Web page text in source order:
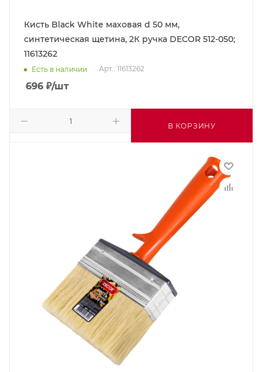
Кисть Black White маховая d 50 мм,
синтетическая щетина, 2К ручка DECOR 512-050;
11613262
Есть в наличии Арт.: 11613262
696 ₽/шт
В КОРЗИНУ